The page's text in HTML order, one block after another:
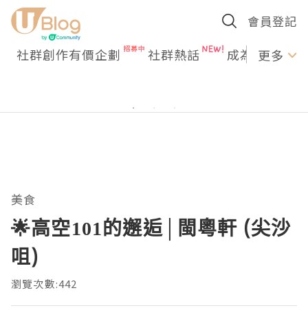
會員登記
社群創作有價企劃 社群熱話 成為U更多
美食
🌟高空101的邂逅│閩粵軒 (尖沙
咀)
瀏覽次數:442